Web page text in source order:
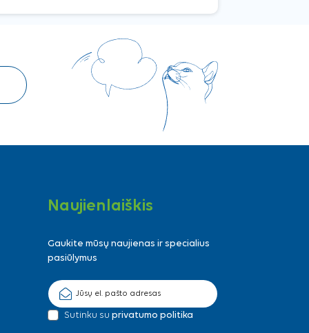
Naujienlaiškis
Gaukite mūsų naujienas ir specialius
pasiūlymus
Sutinku su privatumo politika